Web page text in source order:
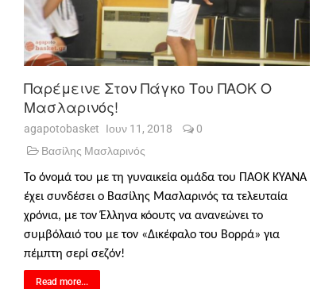
Παρέμεινε Στον Πάγκο Του ΠΑΟΚ Ο
Μασλαρινός!
agapotobasket Ιουν 11, 2018
0
Βασίλης Μασλαρινός
Το όνομά του με τη γυναικεία ομάδα του ΠΑΟΚ ΚΥΑΝΑ
έχει συνδέσει ο Βασίλης Μασλαρινός τα τελευταία
χρόνια, με τον Έλληνα κόουτς να ανανεώνει το
συμβόλαιό του με τον «Δικέφαλο του Βορρά» για
πέμπτη σερί σεζόν!
Read more...